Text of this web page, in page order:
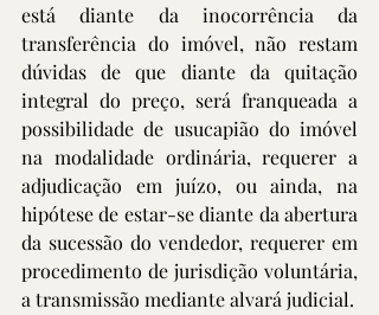
está diante da inocorrência da
transferência do imóvel, não restam
dúvidas de que diante da quitação
integral do preço, será franqueada a
possibilidade de usucapião do imóvel
na modalidade ordinária, requerer a
adjudicação em juízo, ou ainda, na
hipótese de estar-se diante da abertura
da sucessão do vendedor, requerer em
procedimento de jurisdição voluntária,
a transmissão mediante alvará judicial.